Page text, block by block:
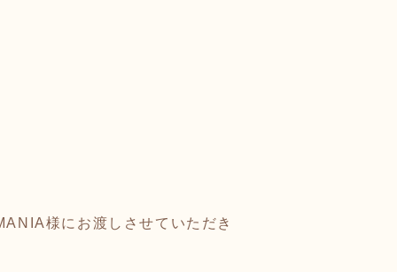
様にお渡しさせていただき